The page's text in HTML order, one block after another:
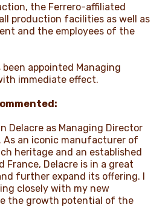
the Ferrero-affiliated
production facilities as well as
and the employees of the
appointed Managing
immediate effect.
Delacre as Managing Director
an iconic manufacturer of
heritage and an established
France, Delacre is in a great
further expand its offering. I
closely with my new
the growth potential of the